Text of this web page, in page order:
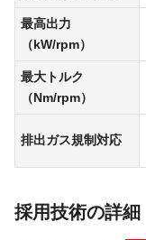
最高出力
（kW/rpm）
最大トルク
（Nm/rpm）
排出ガス規制対応
採用技術の詳細